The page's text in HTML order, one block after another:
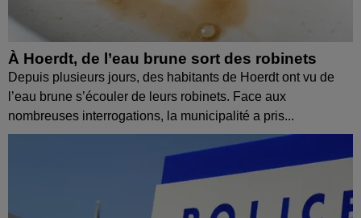
À Hoerdt, de l’eau brune sort des robinets
Depuis plusieurs jours, des habitants de Hoerdt ont vu de
l’eau brune s’écouler de leurs robinets. Face aux
nombreuses interrogations, la municipalité a pris...